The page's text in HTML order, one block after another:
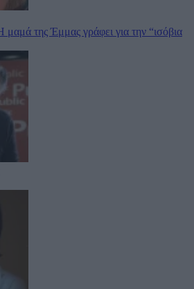
της Έμμας γράφει για την “ισόβια